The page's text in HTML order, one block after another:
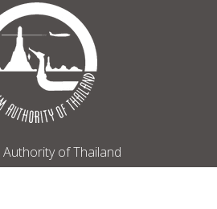
of Thailand
No 34/03030